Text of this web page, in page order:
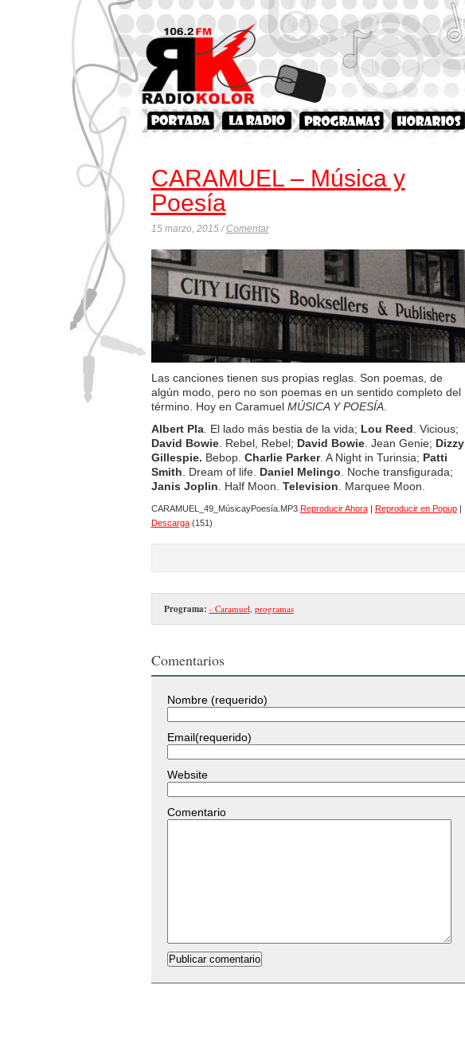
CARAMUEL – Música y
Poesía
15 marzo, 2015 /Comentar
Las canciones tienen sus propias reglas. Son poemas, de
algún modo, pero no son poemas en un sentido completo del
término. Hoy en CaramuelMÚSICA Y POESÍA.
Albert Pla. El lado más bestia de la vida; Lou Reed. Vicious;
David Bowie. Rebel, Rebel; David Bowie. Jean Genie; Dizzy
Gillespie. Bebop. Charlie Parker. A Night in Turinsia; Patti
Smith. Dream of life. Daniel Melingo. Noche transfigurada;
Janis Joplin. Half Moon. Television. Marquee Moon.
CARAMUEL_49_MúsicayPoesía.MP3 Reproducir Ahora| Reproducir en Popup|
Descarga(151)
Programa: - Caramuel, programas
Comentarios
Nombre (requerido)
Email(requerido)
Website
Comentario